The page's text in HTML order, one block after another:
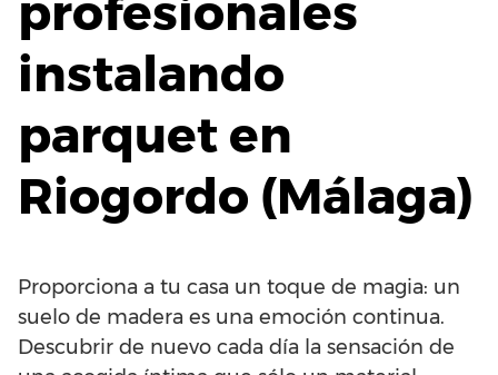
profesionales
instalando
parquet en
Riogordo (Málaga)
Proporciona a tu casa un toque de magia: un
suelo de madera es una emoción continua.
Descubrir de nuevo cada día la sensación de